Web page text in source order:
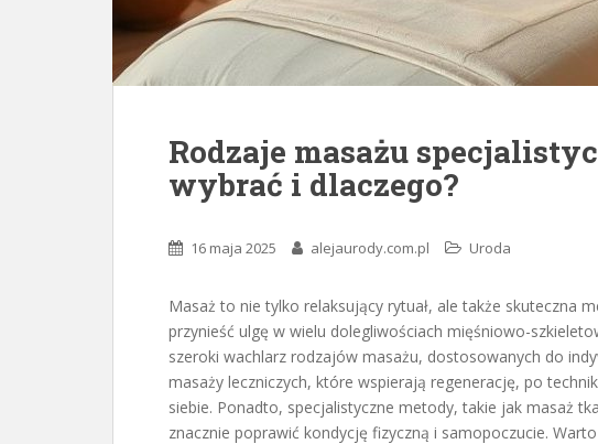
Rodzaje masażu
wybrać i dlaczego?
16 maja 2025 alejaurody.com.pl Uroda
Masaż to nie tylko relaksujący rytuał, ale także skuteczna
przynieść ulgę w wielu dolegliwościach mięśniowo-
szeroki wachlarz rodzajów masażu, dostosowanych do
masaży leczniczych, które wspierają regenerację, po
siebie. Ponadto, specjalistyczne metody, takie jak masaż
znacznie poprawić kondycję fizyczną i samopoczucie.